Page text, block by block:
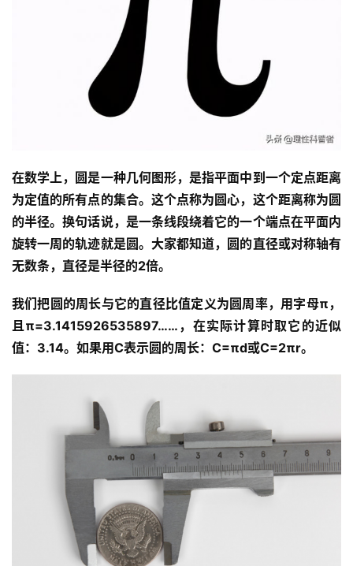
在数学上，圆是一种几何图形，是指平面中到一个定点距离
为定值的所有点的集合。这个点称为圆心，这个距离称为圆
的半径。换句话说，是一条线段绕着它的一个端点在平面内
旋转一周的轨迹就是圆。大家都知道，圆的直径或对称轴有
无数条，直径是半径的2倍。
我们把圆的周长与它的直径比值定义为圆周率，用字母π，
且π=3.1415926535897……，在实际计算时取它的近似
值：3.14。如果用C表示圆的周长：C=πd或C=2πr。